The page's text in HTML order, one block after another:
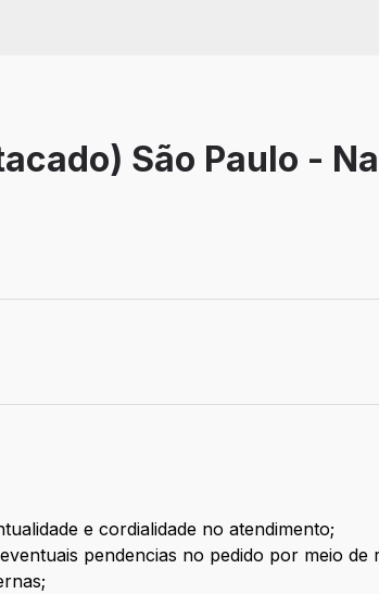
São Paulo -
e cordialidade no atendimento;
pendencias no pedido por meio